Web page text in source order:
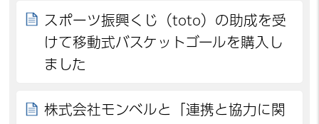
スポーツ振興くじ（toto）の助成を受
けて移動式バスケットゴールを購入し
ました
株式会社モンベルと「連携と協力に関